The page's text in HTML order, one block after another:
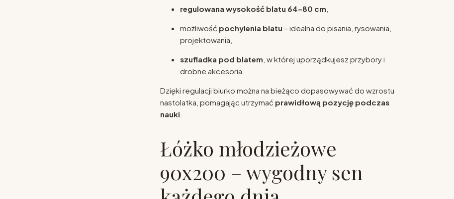
regulowana wysokość blatu 64–80 cm
możliwość pochylenia blatu – idealna do pisania, rysowania,
projektowania,
szufladka pod blatem , w której uporządkujesz przybory i
drobne akcesoria.
Dzięki regulacji biurko można na bieżąco dopasowywać do wzrostu
nastolatka, pomagając utrzymać prawidłową pozycję podczas
nauki
Łóżko młodzieżowe
90x200 – wygodny sen